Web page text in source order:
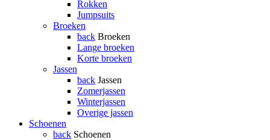
Rokken
Jumpsuits
Broeken
back Broeken
Lange broeken
Korte broeken
Jassen
back Jassen
Zomerjassen
Winterjassen
Overige jassen
Schoenen
back Schoenen